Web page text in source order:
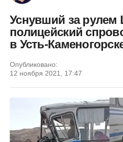
Уснувший за рулем
полицейский
в Усть-
Опубликовано:
12 ноября 2021, 17:47